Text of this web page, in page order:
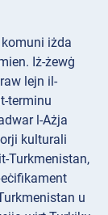
iżda
Iż-żewġ
lejn il-
terminu
l-Ażja
kulturali
Turkmenistan,
u